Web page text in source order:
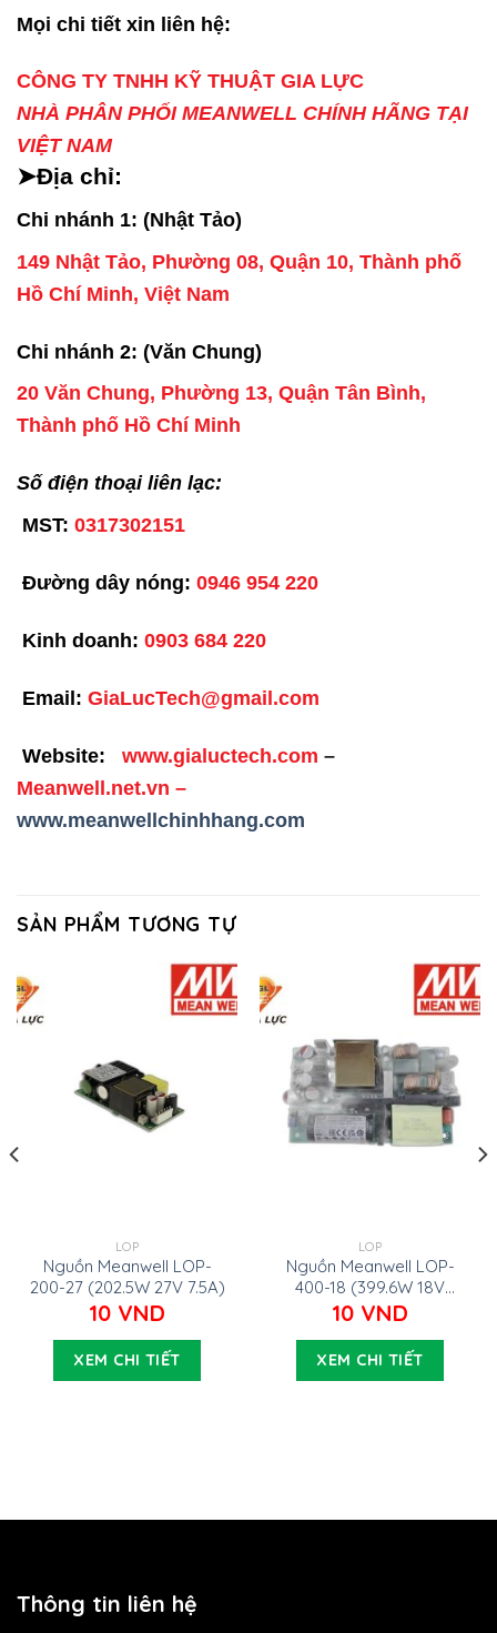
Mọi chi tiết xin liên hệ:
CÔNG TY TNHH KỸ THUẬT GIA LỰC
NHÀ PHÂN PHỐI MEANWELL CHÍNH HÃNG TẠI
VIỆT NAM
➤Địa chỉ:
Chi nhánh 1: (Nhật Tảo)
149 Nhật Tảo, Phường 08, Quận 10, Thành phố
Hồ Chí Minh, Việt Nam
Chi nhánh 2: (Văn Chung)
20 Văn Chung, Phường 13, Quận Tân Bình,
Thành phố Hồ Chí Minh
Số điện thoại liên lạc:
MST: 0317302151
Đường dây nóng: 0946 954 220
Kinh doanh: 0903 684 220
Email: GiaLucTech@gmail.com
Website: www.gialuctech.com –
Meanwell.net.vn –
www.meanwellchinhhang.com
SẢN PHẨM TƯƠNG TỰ
LOP
Nguồn Meanwell LOP-
200-27 (202.5W 27V 7.5A)
10 VND
XEM CHI TIẾT
LOP
Nguồn Meanwell LOP-
400-18 (399.6W 18V
22.2A)
10 VND
XEM CHI TIẾT
Thông tin liên hệ